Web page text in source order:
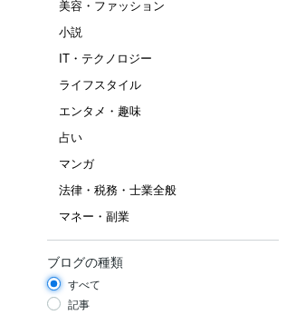
美容・ファッション
小説
IT・テクノロジー
ライフスタイル
エンタメ・趣味
占い
マンガ
法律・税務・士業全般
マネー・副業
ブログの種類
すべて
記事